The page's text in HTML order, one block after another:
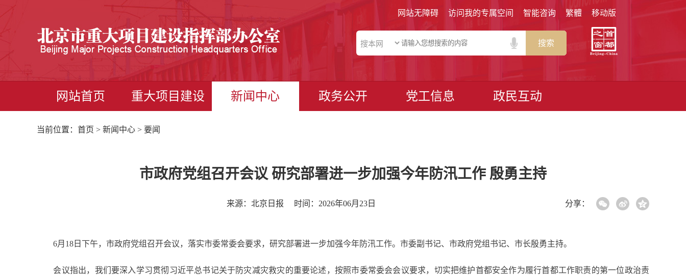
网站无障碍 访问我的专属空间 智能咨询 繁體 移动版
搜索
网站首页 重大项目建设 新闻中心 政务公开 党工信息 政民互动
当前位置： 首页 > 新闻中心 > 要闻
市政府党组召开会议 研究部署进一步加强今年防汛工作 殷勇主持
来源：北京日报 时间：2026年06月23日 分享：
6月18日下午，市政府党组召开会议，落实市委常委会要求，研究部署进一步加强今年防汛工作。市委副书记、市政府党组书记、市长殷勇主持。
会议指出，我们要深入学习贯彻习近平总书记关于防灾减灾救灾的重要论述，按照市委常委会会议要求，切实把维护首都安全作为履行首都工作职责的第一位政治责